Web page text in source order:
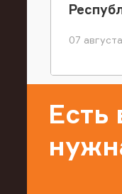
07
Есть